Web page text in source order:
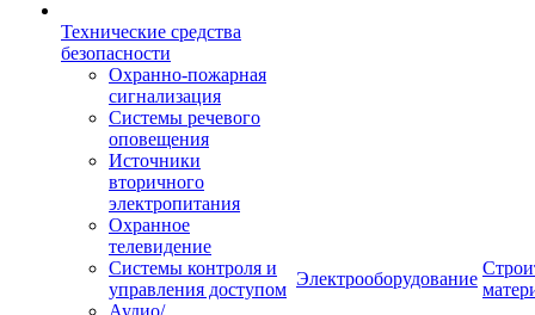
Технические средства
безопасности
Охранно-пожарная
сигнализация
Системы речевого
оповещения
Источники
вторичного
электропитания
Охранное
телевидение
Системы контроля и
управления доступом
Аудио/
Электрооборудование